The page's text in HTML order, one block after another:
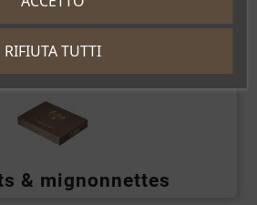
& mignonnettes
RIFIUTA TUTTI